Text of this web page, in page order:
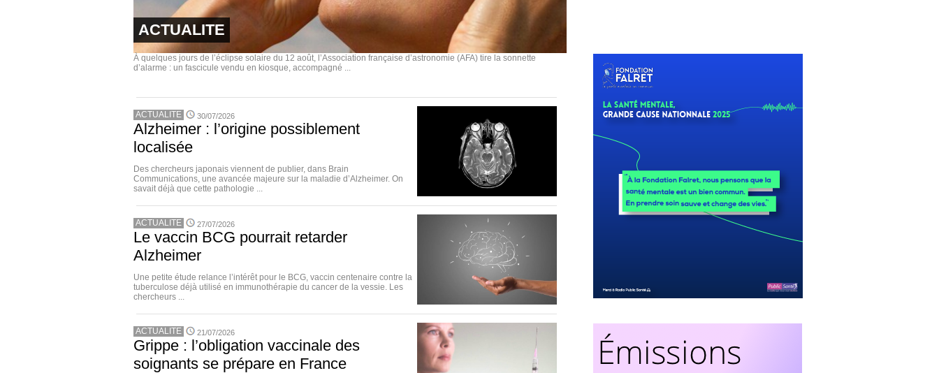
ACTUALITE
À quelques jours de l’éclipse solaire du 12 août, l’Association française d’astronomie (AFA) tire la sonnette
d’alarme : un fascicule vendu en kiosque, accompagné ...
ACTUALITE 30/07/2026
Alzheimer : l’origine possiblement
localisée
Des chercheurs japonais viennent de publier, dans Brain
Communications, une avancée majeure sur la maladie d’Alzheimer. On
savait déjà que cette pathologie ...
ACTUALITE 27/07/2026
Le vaccin BCG pourrait retarder
Alzheimer
Une petite étude relance l’intérêt pour le BCG, vaccin centenaire contre la
tuberculose déjà utilisé en immunothérapie du cancer de la vessie. Les
chercheurs ...
ACTUALITE 21/07/2026
Grippe : l’obligation vaccinale des
soignants se prépare en France